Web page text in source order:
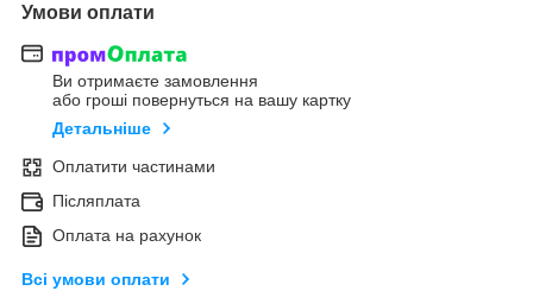
Умови оплати
Ви отримаєте замовлення
або гроші повернуться на вашу картку
Детальніше
Оплатити частинами
Післяплата
Оплата на рахунок
Всі умови оплати